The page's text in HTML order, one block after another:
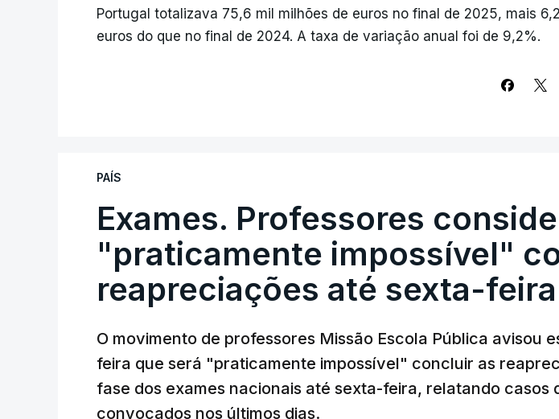
Portugal totalizava 75,6 mil milhões de euros no final de 2025, mais
euros do que no final de 2024. A taxa de variação anual foi de 9,2%.
PAÍS
Exames. Professores
"praticamente impossível"
reapreciações até sexta-feira
O movimento de professores Missão Escola Pública avisou
feira que será "praticamente impossível" concluir as
fase dos exames nacionais até sexta-feira, relatando casos
convocados nos últimos dias.